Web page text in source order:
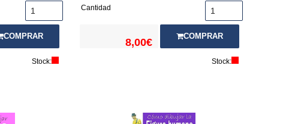
COMPRAR
Stock:
Cantidad
8,00€
COMPRAR
Stock: